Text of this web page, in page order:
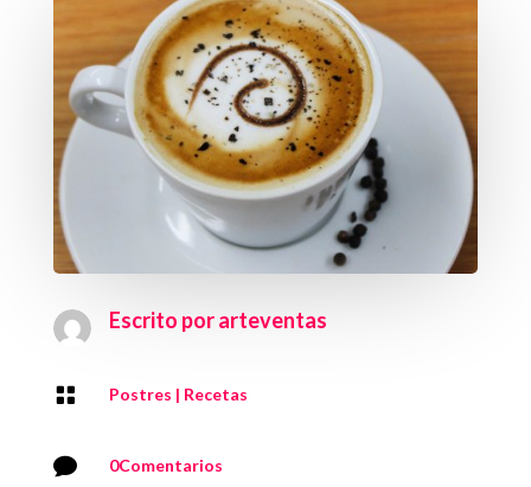
Escrito porarteventas
 Postres | Recetas
 0Comentarios